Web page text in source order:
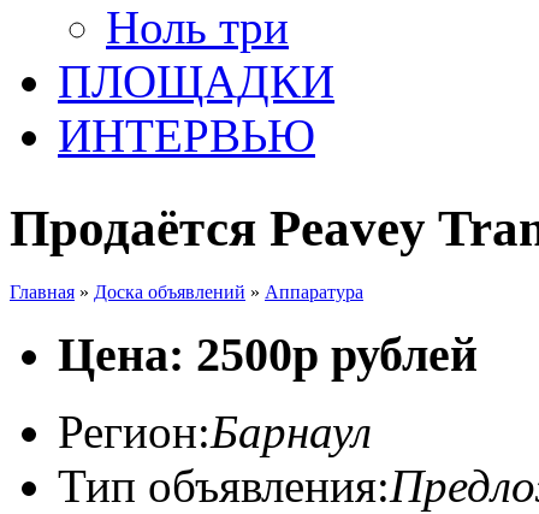
Ноль три
ПЛОЩАДКИ
ИНТЕРВЬЮ
Продаётся Peavey
Главная » Доска объявлений » Аппаратура
Цена: 2500р рублей
Регион:Барнаул
Тип объявления: